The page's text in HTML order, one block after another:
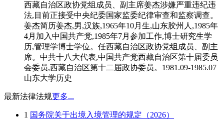
西藏自治区政协党组成员、副主席姜杰涉嫌严重违纪违
法,目前正接受中央纪委国家监委纪律审查和监察调查。
姜杰简历姜杰,男,汉族,1965年10月生,山东胶州人,1985年
4月加入中国共产党,1985年7月参加工作,博士研究生学
历,管理学博士学位。任西藏自治区政协党组成员、副主
席。中共十八大代表,中国共产党西藏自治区第十届委员
会委员,西藏自治区第十二届政协委员。1981.09-1985.07
山东大学历史
最新法律法规更多...
1 国务院关于出境入境管理的规定（2026）